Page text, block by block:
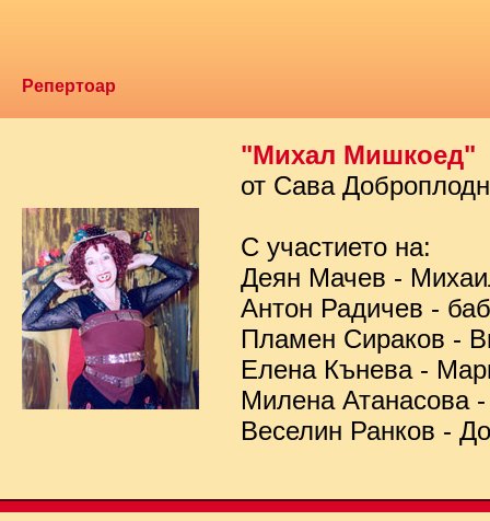
Репертоар
"Михал Мишкоед"
от Сава
С участието на:
Деян Мачев -
Антон Радичев -
Пламен Сираков -
Елена Кънева -
Милена Атанасова
Веселин Ранков -